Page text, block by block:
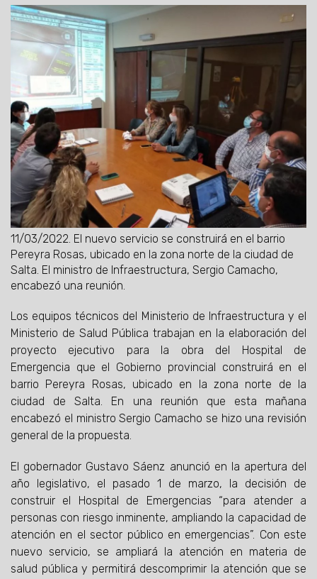
11/03/2022. El nuevo servicio se construirá en el barrio
Pereyra Rosas, ubicado en la zona norte de la ciudad de
Salta. El ministro de Infraestructura, Sergio Camacho,
encabezó una reunión.
Los equipos técnicos del Ministerio de Infraestructura y el
Ministerio de Salud Pública trabajan en la elaboración del
proyecto ejecutivo para la obra del Hospital de
Emergencia que el Gobierno provincial construirá en el
barrio Pereyra Rosas, ubicado en la zona norte de la
ciudad de Salta. En una reunión que esta mañana
encabezó el ministro Sergio Camacho se hizo una revisión
general de la propuesta.
El gobernador Gustavo Sáenz anunció en la apertura del
año legislativo, el pasado 1 de marzo, la decisión de
construir el Hospital de Emergencias “para atender a
personas con riesgo inminente, ampliando la capacidad de
atención en el sector público en emergencias”. Con este
nuevo servicio, se ampliará la atención en materia de
salud pública y permitirá descomprimir la atención que se